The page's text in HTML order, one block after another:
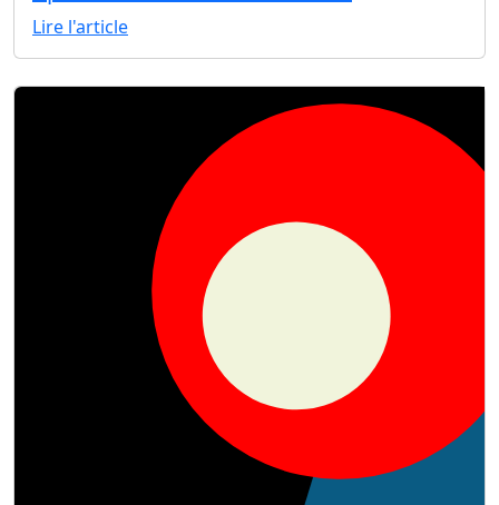
Lire l'article